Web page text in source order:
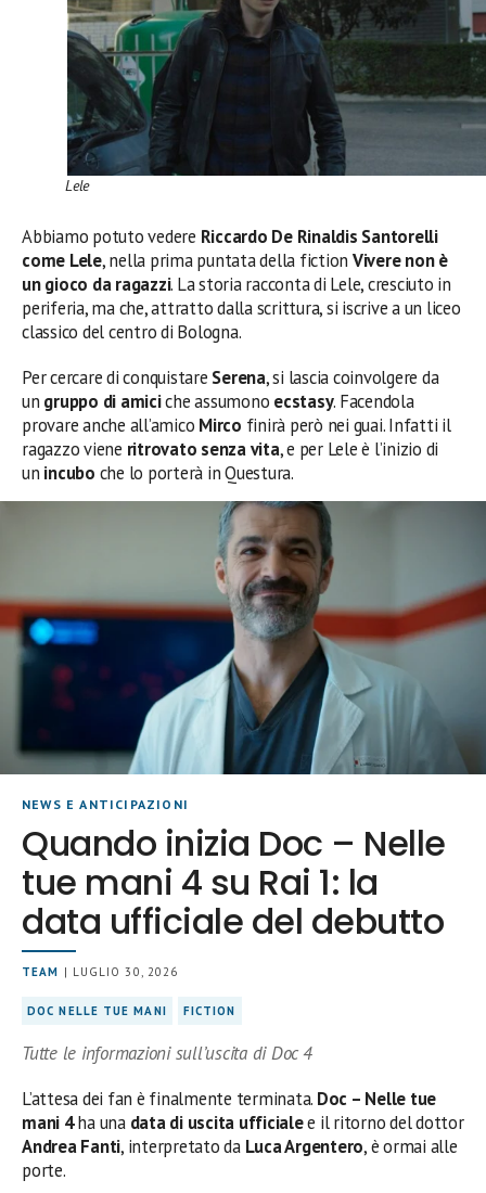
Lele
Abbiamo potuto vedere Riccardo De Rinaldis Santorelli
come Lele, nella prima puntata della fiction Vivere non è
un gioco da ragazzi. La storia racconta di Lele, cresciuto in
periferia, ma che, attratto dalla scrittura, si iscrive a un liceo
classico del centro di Bologna.
Per cercare di conquistare Serena, si lascia coinvolgere da
un gruppo di amiciche assumono ecstasy. Facendola
provare anche all’amico Mirco finirà però nei guai. Infatti il
ragazzo viene ritrovato senza vita, e per Lele è l’inizio di
un incubo che lo porterà in Questura.
NEWS E ANTICIPAZIONI
Quando inizia Doc – Nelle
tue mani 4 su Rai 1: la
data ufficiale del debutto
TEAM | LUGLIO 30, 2026
DOC NELLE TUE MANI FICTION
Tutte le informazioni sull’uscita di Doc 4
L’attesa dei fan è finalmente terminata. Doc – Nelle tue
mani 4ha una data di uscita ufficialee il ritorno del dottor
Andrea Fanti, interpretato da Luca Argentero, è ormai alle
porte.